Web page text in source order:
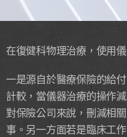
在復健科物理治療，使用
一是源自於醫療保險的給
計較，當儀器治療的操作
對保險公司來說，刪減相
事。另一方面若是臨床工